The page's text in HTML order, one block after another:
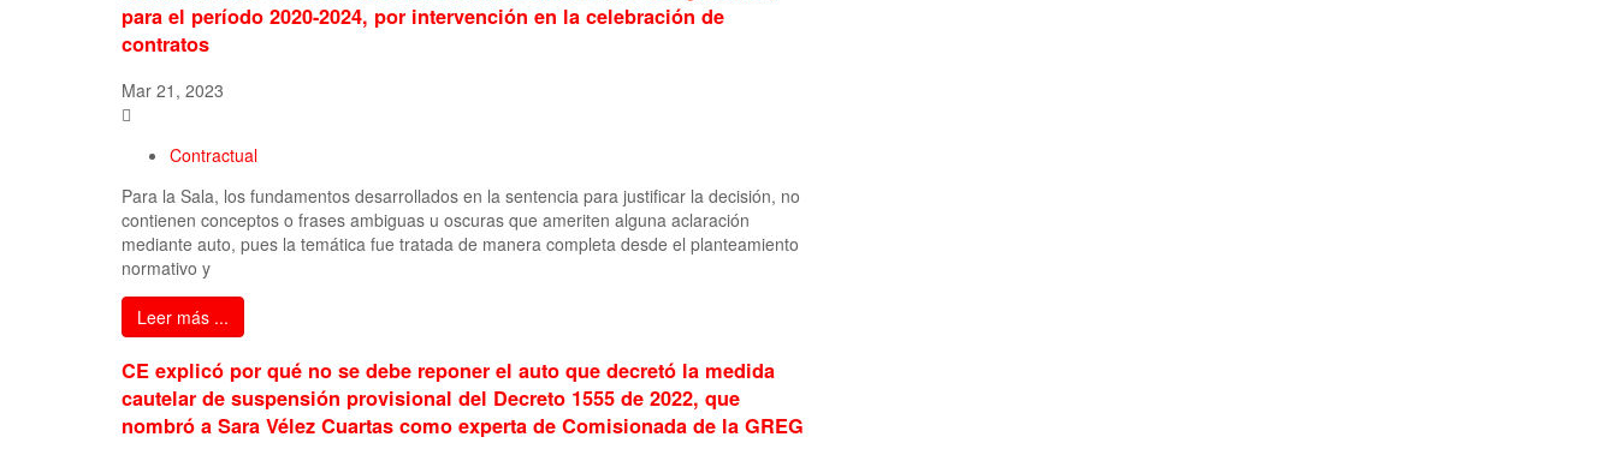
para el período 2020-2024, por intervención en la celebración de
contratos
Mar 21, 2023
Contractual
Para la Sala, los fundamentos desarrollados en la sentencia para justificar la decisión, no
contienen conceptos o frases ambiguas u oscuras que ameriten alguna aclaración
mediante auto, pues la temática fue tratada de manera completa desde el planteamiento
normativo y
Leer más ...
CE explicó por qué no se debe reponer el auto que decretó la medida
cautelar de suspensión provisional del Decreto 1555 de 2022, que
nombró a Sara Vélez Cuartas como experta de Comisionada de la GREG